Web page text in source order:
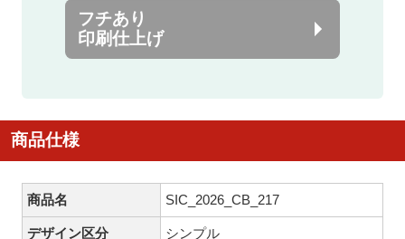
フチあり
印刷仕上げ
商品仕様
商品名 SIC_2026_CB_217
デザイン区分 シンプル